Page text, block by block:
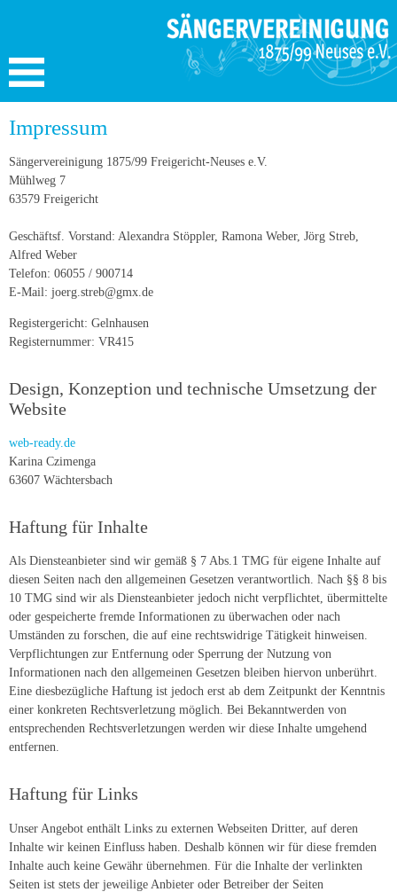
Impressum
Sängervereinigung 1875/99 Freigericht-Neuses e.V.
Mühlweg 7
63579 Freigericht
Geschäftsf. Vorstand: Alexandra Stöppler, Ramona Weber, Jörg Streb,
Alfred Weber
Telefon: 06055 / 900714
E-Mail: joerg.streb@gmx.de
Registergericht: Gelnhausen
Registernummer: VR415
Design, Konzeption und technische Umsetzung der
Website
web-ready.de
Karina Czimenga
63607 Wächtersbach
Haftung für Inhalte
Als Diensteanbieter sind wir gemäß § 7 Abs.1 TMG für eigene Inhalte auf
diesen Seiten nach den allgemeinen Gesetzen verantwortlich. Nach §§ 8 bis
10 TMG sind wir als Diensteanbieter jedoch nicht verpflichtet, übermittelte
oder gespeicherte fremde Informationen zu überwachen oder nach
Umständen zu forschen, die auf eine rechtswidrige Tätigkeit hinweisen.
Verpflichtungen zur Entfernung oder Sperrung der Nutzung von
Informationen nach den allgemeinen Gesetzen bleiben hiervon unberührt.
Eine diesbezügliche Haftung ist jedoch erst ab dem Zeitpunkt der Kenntnis
einer konkreten Rechtsverletzung möglich. Bei Bekanntwerden von
entsprechenden Rechtsverletzungen werden wir diese Inhalte umgehend
entfernen.
Haftung für Links
Unser Angebot enthält Links zu externen Webseiten Dritter, auf deren
Inhalte wir keinen Einfluss haben. Deshalb können wir für diese fremden
Inhalte auch keine Gewähr übernehmen. Für die Inhalte der verlinkten
Seiten ist stets der jeweilige Anbieter oder Betreiber der Seiten